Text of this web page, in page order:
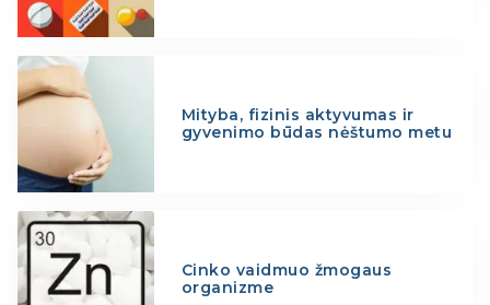
Mityba, fizinis aktyvumas ir
gyvenimo būdas nėštumo metu
Cinko vaidmuo žmogaus
organizme